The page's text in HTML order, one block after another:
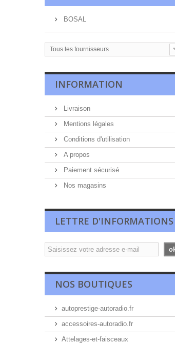
BOSAL
Tous les fournisseurs
INFORMATION
Livraison
Mentions légales
Conditions d'utilisation
A propos
Paiement sécurisé
Nos magasins
LETTRE D'INFORMATIONS
NOS BOUTIQUES
autoprestige-autoradio.fr
accessoires-autoradio.fr
Attelages-et-faisceaux